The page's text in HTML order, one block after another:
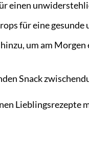
einen
für eine gesunde
um am Morgen
Snack
Lieblingsrezepte